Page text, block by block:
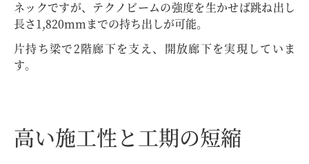
ネックですが、テクノビームの強度を生かせば跳ね出し
長さ1,820mmまでの持ち出しが可能。
片持ち梁で2階廊下を支え、開放廊下を実現していま
す。
高い施工性と工期の短縮